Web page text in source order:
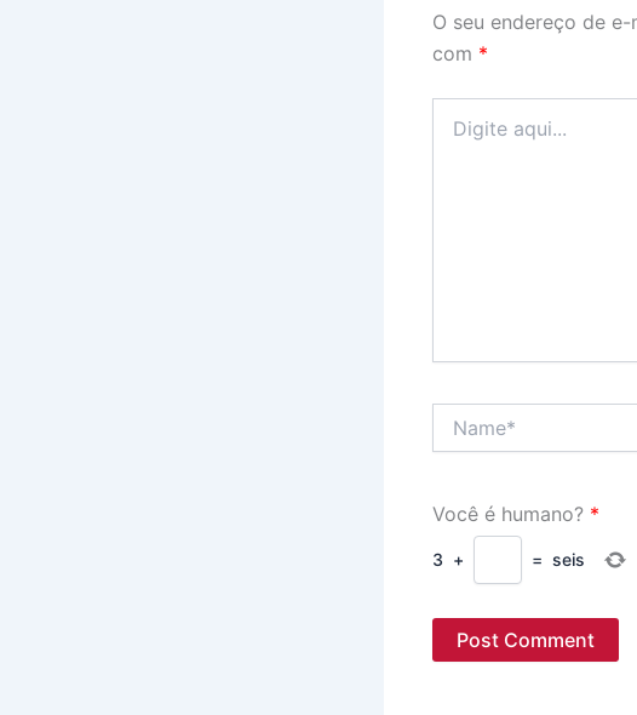
O seu endereço de
com *
aqui...
Você é humano? *
3 + = seis